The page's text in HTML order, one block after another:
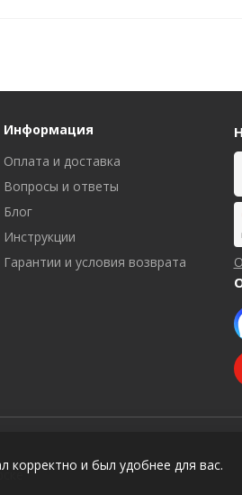
Информация
Оплата и доставка
Вопросы и ответы
Блог
Инструкции
Гарантии и условия возврата
корректно и был удобнее для вас.